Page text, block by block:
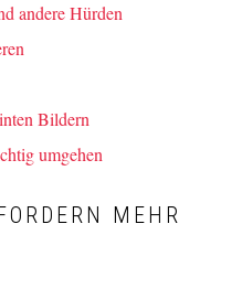
andere Hürden
Bildern
umgehen
MEHR